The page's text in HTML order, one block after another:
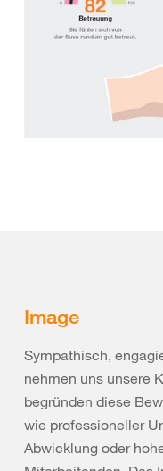
Image
Sympathisch,
nehmen uns unsere
begründen diese
wie professioneller
Abwicklung oder